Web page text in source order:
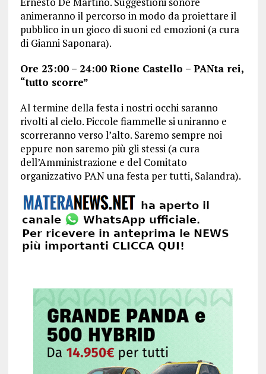
animeranno il percorso in modo da proiettare il
pubblico in un gioco di suoni ed emozioni (a cura
di Gianni Saponara).
Ore 23:00 – 24:00 Rione Castello – PANta rei,
“tutto scorre”
Al termine della festa i nostri occhi saranno
rivolti al cielo. Piccole fiammelle si uniranno e
scorreranno verso l’alto. Saremo sempre noi
eppure non saremo più gli stessi (a cura
dell’Amministrazione e del Comitato
organizzativo PAN una festa per tutti, Salandra).